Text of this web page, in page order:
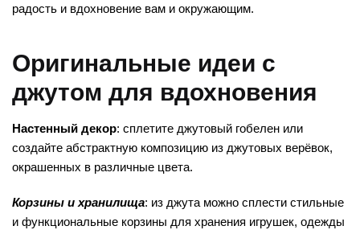
радость и вдохновение вам и окружающим.
Оригинальные идеи с
джутом для вдохновения
Настенный декор: сплетите джутовый гобелен или
создайте абстрактную композицию из джутовых верёвок,
окрашенных в различные цвета.
Корзины и хранилища: из джута можно сплести стильные
и функциональные корзины для хранения игрушек, одежды